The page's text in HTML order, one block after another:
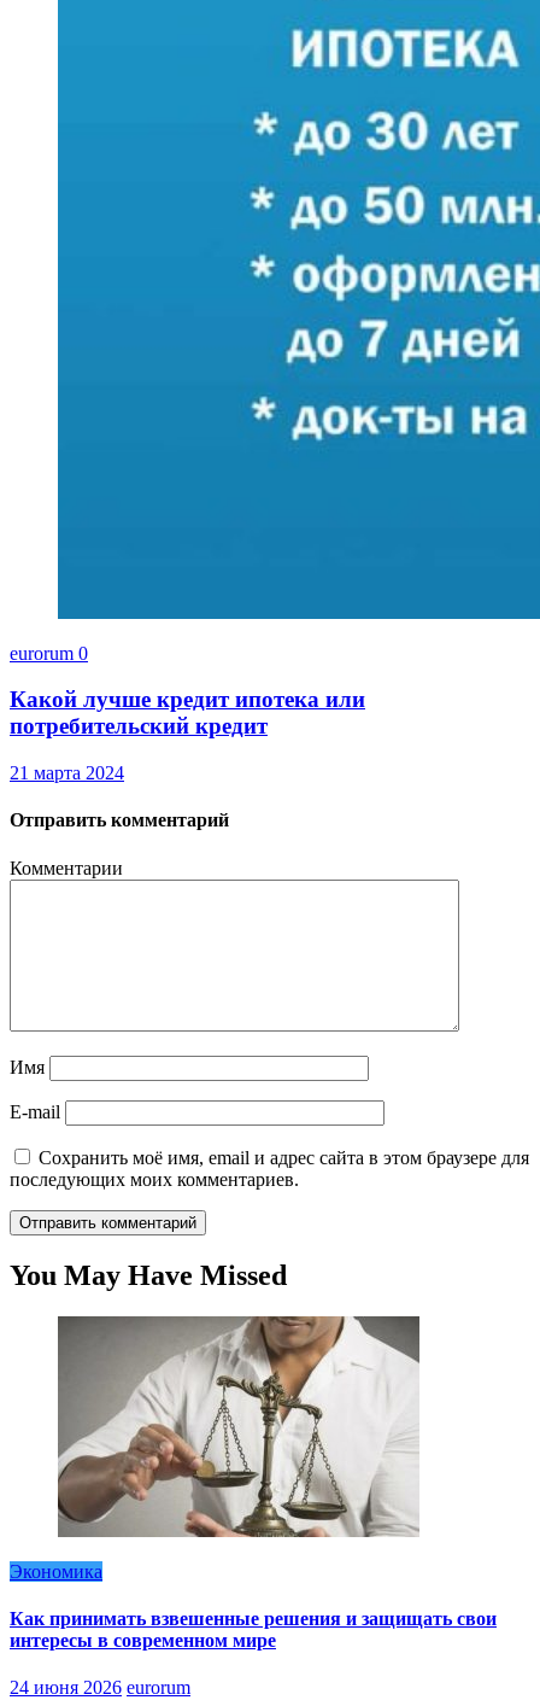
eurorum 0
Какой лучше кредит ипотека или
потребительский кредит
21 марта 2024
Отправить комментарий
Комментарии
Имя
E-mail
Сохранить моё имя, email и адрес сайта в этом браузере для
последующих моих комментариев.
You May Have Missed
Экономика
Как принимать взвешенные решения и защищать свои
интересы в современном мире
24 июня 2026 eurorum